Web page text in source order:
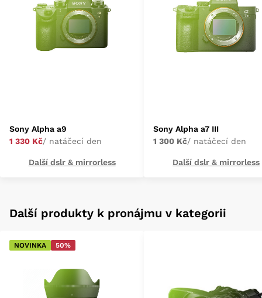
Sony Alpha a9
1 330 Kč/ natáčecí den
Další dslr & mirrorless
Sony Alpha a7 III
1 300 Kč/ natáčecí den
Další dslr & mirrorless
Další produkty k pronájmu v kategorii
NOVINKA 50%